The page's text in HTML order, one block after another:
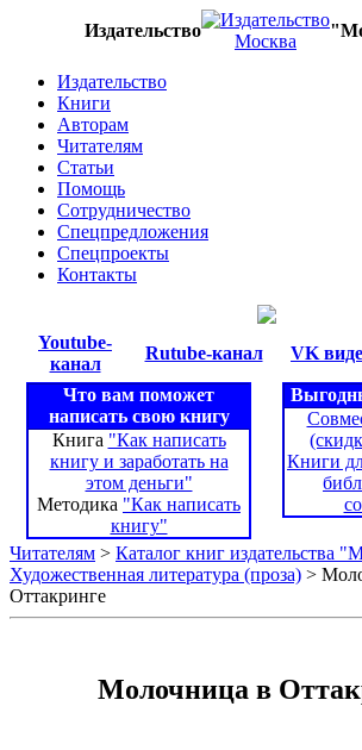
Издательство
Издательство
Книги
Авторам
Читателям
Статьи
Помощь
Сотрудничество
Спецпредложения
Спецпроекты
Контакты
Youtube-
канал
Rutube-канал VK
Что вам поможет
написать свою книгу
Книга "Как написать
книгу и заработать на
этом деньги"
Методика "Как написать
книгу"
Книги
Читателям > Каталог книг издательства
Художественная литература (проза) >
Оттакринге
Молочница в